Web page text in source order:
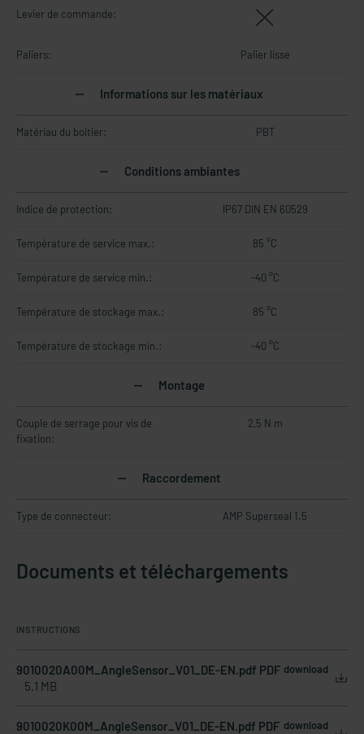
Levier de commande:
Paliers: Palier lisse
Informations sur les matériaux
Matériau du boîtier: PBT
Conditions ambiantes
Indice de protection: IP67 DIN EN 60529
Température de service max.: 85 °C
Température de service min.: -40 °C
Température de stockage max.: 85 °C
Température de stockage min.: -40 °C
Montage
Couple de serrage pour vis de
fixation:
2,5 N m
Raccordement
Type de connecteur: AMP Superseal 1.5
Documents et téléchargements
INSTRUCTIONS
9010020A00M_AngleSensor_V01_DE-EN.pdf PDF
5.1 MB
download
9010020K00M_AngleSensor_V01_DE-EN.pdf PDF download